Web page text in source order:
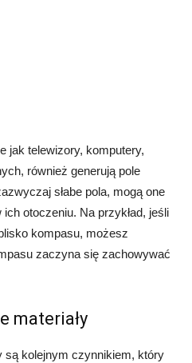
jak telewizory, komputery,
również generują pole
słabe pola, mogą one
otoczeniu. Na przykład, jeśli
kompasu, możesz
zaczyna się zachowywać
materiały
są kolejnym czynnikiem, który